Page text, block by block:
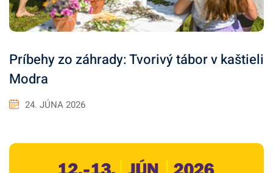
Príbehy zo záhrady: Tvorivý tábor v kaštieli
Modra
24. JÚNA 2026